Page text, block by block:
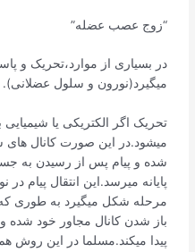
“زوج عصب عضله”
در بسیاری از موارد،تحریک و
میگیرد(نورون و سلول عضلانی).
تحریک اگر الکتریکی یا
میشود.در این صورت کانال های
شده و پیام پس از رسیدن به
پایانه میرسد.این انتقال پیام
مرحله شکل میگیرد به طوری
باز شدن کانال مجاور خود شده و
پیدا میکند.مسلما در این